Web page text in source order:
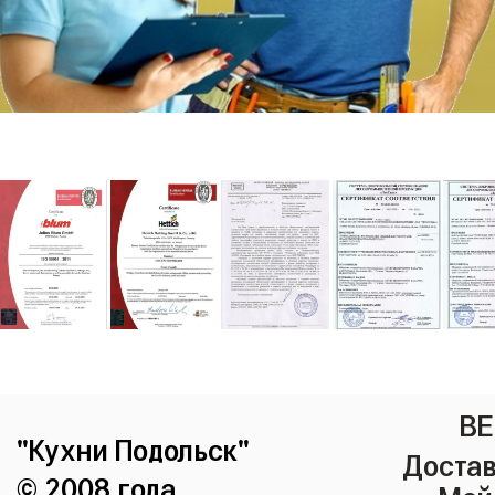
"Кухни Подольск"
© 2008 года.